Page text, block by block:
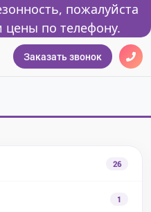
пожалуйста
цены по телефону.
Заказать звонок
26
1